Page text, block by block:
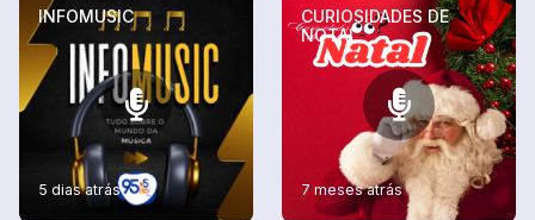
INFOMUSIC
5 dias atrás
CURIOSIDADES DE
NOTAL
7 meses atrás